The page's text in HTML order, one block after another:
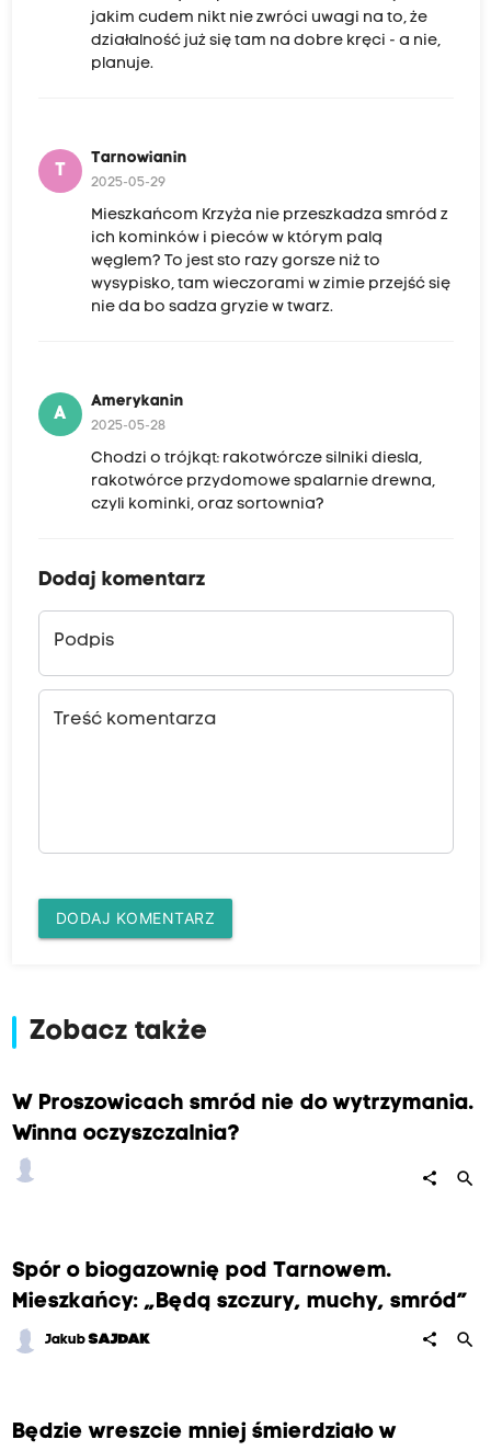
jakim cudem nikt nie zwróci uwagi na to, że
działalność już się tam na dobre kręci - a nie,
planuje.
T
Tarnowianin
2025-05-29
Mieszkańcom Krzyża nie przeszkadza smród z
ich kominków i pieców w którym palą
węglem? To jest sto razy gorsze niż to
wysypisko, tam wieczorami w zimie przejść się
nie da bo sadza gryzie w twarz.
A
Amerykanin
2025-05-28
Chodzi o trójkąt: rakotwórcze silniki diesla,
rakotwórce przydomowe spalarnie drewna,
czyli kominki, oraz sortownia?
Dodaj komentarz
Podpis
Treść komentarza
DODAJ KOMENTARZ
Zobacz także
W Proszowicach smród nie do wytrzymania.
Winna oczyszczalnia?
share search
Spór o biogazownię pod Tarnowem.
Mieszkańcy: „Będą szczury, muchy, smród”
JakubSAJDAK share search
Będzie wreszcie mniej śmierdziało w